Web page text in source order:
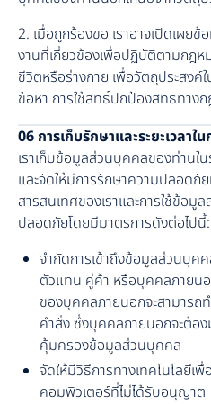
2. เมื่อถูกร้องขอ เราอาจเปิดเผย
งานที่เกี่ยวข้องเพื่อปฏิบัติตามกฎ
ชีวิตหรือร่างกาย เพื่อวัตถุประสงค์
ข้อหา การใช้สิทธิ์ปกป้องสิทธิทาง
06 การเก็บรักษาและระยะเวลา
เราเก็บข้อมูลส่วนบุคคลของท่านใ
และจัดให้มีการรักษาความปลอดภั
สารสนเทศของเราและการใช้ข้อ
ปลอดภัยโดยมีมาตรการดังต่อไปนี้:
จำกัดการเข้าถึงข้อมูลส่วนบุค
ตัวแทน คู่ค้า หรือบุคคลภายน
ของบุคคลภายนอกจะสามารถ
คำสั่ง ซึ่งบุคคลภายนอกจะต้อ
คุ้มครองข้อมูลส่วนบุคคล
จัดให้มีวิธีการทางเทคโนโลยีเ
คอมพิวเตอร์ที่ไม่ได้รับอนุญาต